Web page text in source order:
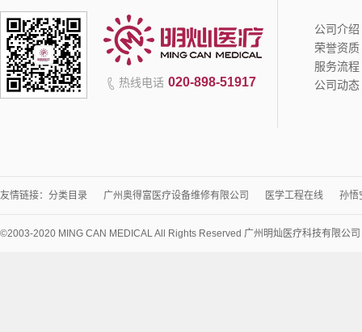
热线电话 020-898-51917
公司介绍
荣誉资质
服务流程
公司动态
友情链接： 分类目录 广州奥得富医疗设备维修有限公司 医学工程在线 孙悟
©2003-2020 MING CAN MEDICAL All Rights Reserved 广州明灿医疗科技有限公司